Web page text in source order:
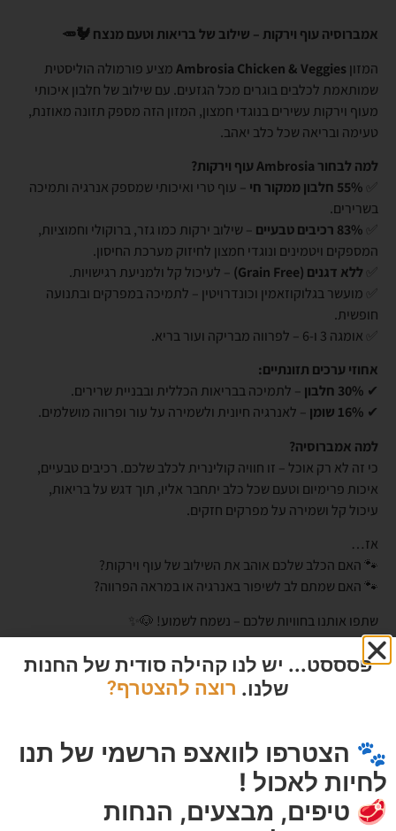
אמברוסיה עוף וירקות – שילוב של בריאות וטעם מנצח 🐓🥕
המזון Ambrosia Chicken & Veggiesמציע פורמולה הוליסטית
שמותאמת לכלבים בוגרים מכל הגזעים. עם שילוב של חלבון איכותי
מעוף וירקות עשירים בנוגדי חמצון, המזון הזה מספק תזונה מאוזנת,
טעימה ובריאה שכל כלב יאהב.
למה לבחור Ambrosia עוף וירקות?
55% חלבון ממקור חי
– עוף טרי ואיכותי שמספק אנרגיה ותמיכה
בשרירים.
83% רכיבים טבעיים
– שילוב ירקות כמו גזר, ברוקולי וחמוציות,
המספקים ויטמינים ונוגדי חמצון לחיזוק מערכת החיסון.
ללא דגנים (Grain Free)
– לעיכול קל ולמניעת רגישויות.
✅ מועשר בגלוקוזאמין וכונדרויטין – לתמיכה במפרקים ובתנועה
חופשית.
✅ אומגה 3 ו-6 – לפרווה מבריקה ועור בריא.
אחוזי ערכים תזונתיים:
✔ 30% חלבון
– לתמיכה בבריאות הכללית ובבניית שרירים.
✔ 16% שומן
– לאנרגיה חיונית ולשמירה על עור ופרווה מושלמים.
למה אמברוסיה?
כי זה לא רק אוכל – זו חוויה קולינרית לכלב שלכם. רכיבים טבעיים,
איכות פרימיום וטעם שכל כלב יתחבר אליו, תוך דגש על בריאות,
עיכול קל ושמירה על מפרקים חזקים.
אז…
🐾 האם הכלב שלכם אוהב את השילוב של עוף וירקות?
🐾 האם שמתם לב לשיפור באנרגיה או במראה הפרווה?
שתפו אותנו בחוויות שלכם – נשמח לשמוע! 🐶✨
מוצרים מומלצים
פסססט... יש לנו קהילה סודית של החנות
שלנו. רוצה להצטרף?
🐾 הצטרפו לוואצפ הרשמי של תנו
לחיות לאכול !
🥩 טיפים, מבצעים, הנחות